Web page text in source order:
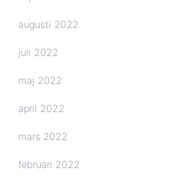
augusti 2022
juli 2022
maj 2022
april 2022
mars 2022
februari 2022